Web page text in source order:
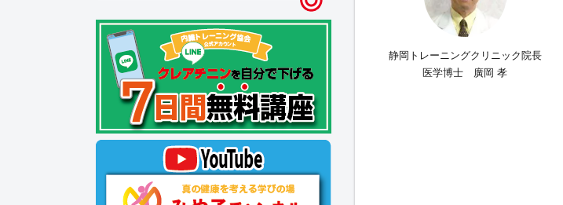
静岡トレーニングクリニック院長
医学博士 廣岡 孝